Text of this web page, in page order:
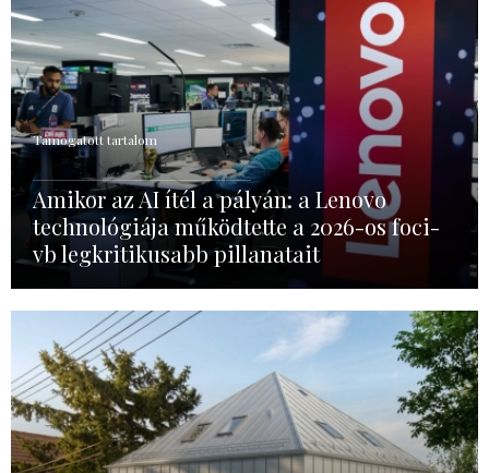
Támogatott tartalom
Amikor az AI ítél a pályán: a Lenovo
technológiája működtette a 2026-os foci-
vb legkritikusabb pillanatait